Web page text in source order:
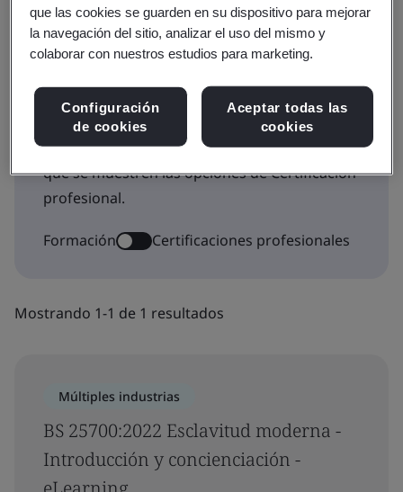
Este icono indica si un curso forma parte de
una trayectoria de certificación profesional.
Cambie a Certificaciones profesionales para
que se muestren las opciones de Certificación
profesional.
Formación Certificaciones profesionales
Mostrando 1-1 de 1 resultados
Múltiples industrias
BS 25700:2022 Esclavitud moderna -
Introducción y concienciación -
que las cookies se guarden en su dispositivo para mejorar
la navegación del sitio, analizar el uso del mismo y
colaborar con nuestros estudios para marketing.
Configuración
de cookies
Aceptar todas las
cookies